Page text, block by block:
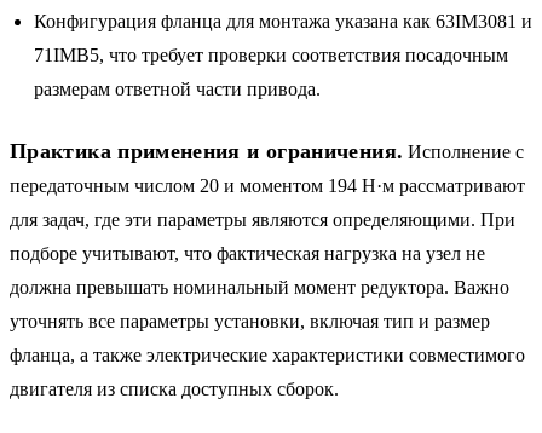
Конфигурация фланца для монтажа указана как 63IM3081 и
71IMB5, что требует проверки соответствия посадочным
размерам ответной части привода.
Практика применения и ограничения. Исполнение с
передаточным числом 20 и моментом 194 Н·м рассматривают
для задач, где эти параметры являются определяющими. При
подборе учитывают, что фактическая нагрузка на узел не
должна превышать номинальный момент редуктора. Важно
уточнять все параметры установки, включая тип и размер
фланца, а также электрические характеристики совместимого
двигателя из списка доступных сборок.